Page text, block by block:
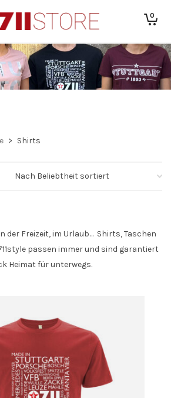
0
> Shirts
der Freizeit, im Urlaub… Shirts, Taschen
passen immer und sind garantiert
Heimat für unterwegs.